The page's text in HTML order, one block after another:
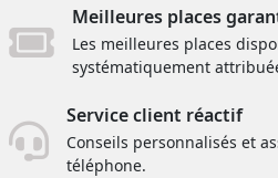
Meilleures places
Les meilleures places
systématiquement
Service client réactif
Conseils personnalisés et
téléphone.